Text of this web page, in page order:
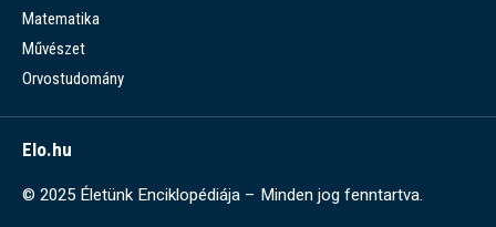
Matematika
Művészet
Orvostudomány
Elo.hu
© 2025 Életünk Enciklopédiája – Minden jog fenntartva.